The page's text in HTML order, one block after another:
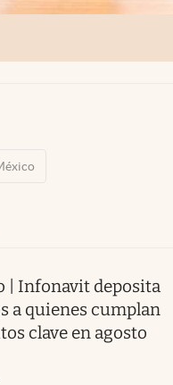
| Infonavit deposita
a quienes cumplan
clave en agosto